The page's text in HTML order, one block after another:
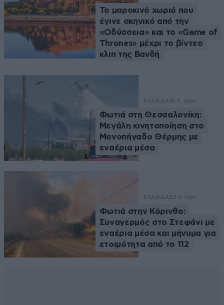
Το μαροκινό χωριό που
έγινε σκηνικό από την
«Οδύσσεια» και το «Game of
Thrones» μέχρι το βίντεο
κλιπ της Βανδή
ΕΛΛΑΔΑ 18 λ. πριν
Φωτιά στη Θεσσαλονίκη:
Μεγάλη κινητοποίηση στο
Μονοπήγαδο Θέρμης με
εναέρια μέσα
ΕΛΛΑΔΑ22 λ. πριν
Φωτιά στην Κόρινθο:
Συναγερμός στο Στεφάνι με
εναέρια μέσα και μήνυμα για
ετοιμότητα από το 112